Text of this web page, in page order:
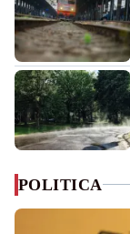
POLITICA